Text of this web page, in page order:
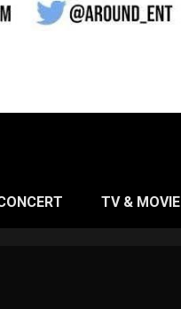
TV & MOVIE